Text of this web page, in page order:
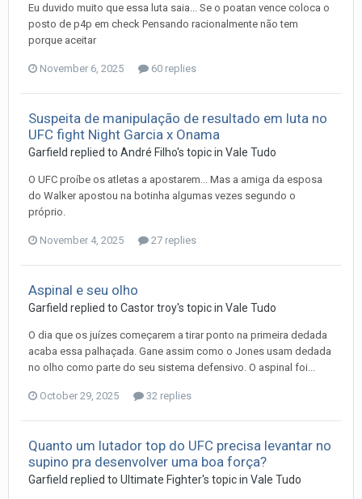
Eu duvido muito que essa luta saia... Se o poatan vence coloca o
posto de p4p em check Pensando racionalmente não tem
porque aceitar
November 6, 2025 60 replies
Suspeita de manipulação de resultado em luta no
UFC fight Night Garcia x Onama
Garfield replied to André Filho's topic in Vale Tudo
O UFC proíbe os atletas a apostarem... Mas a amiga da esposa
do Walker apostou na botinha algumas vezes segundo o
próprio.
November 4, 2025 27 replies
Aspinal e seu olho
Garfield replied to Castor troy's topic in Vale Tudo
O dia que os juízes começarem a tirar ponto na primeira dedada
acaba essa palhaçada. Gane assim como o Jones usam dedada
no olho como parte do seu sistema defensivo. O aspinal foi...
October 29, 2025 32 replies
Quanto um lutador top do UFC precisa levantar no
supino pra desenvolver uma boa força?
Garfield replied to Ultimate Fighter's topic in Vale Tudo